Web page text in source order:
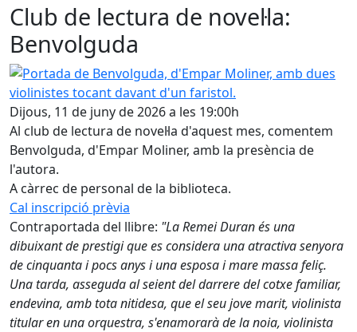
Club de lectura de novel·la:
Benvolguda
Portada de Benvolguda, d'Empar Moliner, amb dues
Dijous, 11 de juny de 2026 a les 19:00h
Al club de lectura de novel·la d'aquest mes, comentem
Benvolguda, d'Empar Moliner, amb la presència de
l'autora.
A càrrec de personal de la biblioteca.
Cal inscripció prèvia
Contraportada del llibre: "La Remei Duran és una
dibuixant de prestigi que es considera una atractiva senyora
de cinquanta i pocs anys i una esposa i mare massa feliç.
Una tarda, asseguda al seient del darrere del cotxe familiar,
endevina, amb tota nitidesa, que el seu jove marit, violinista
titular en una orquestra, s'enamorarà de la noia, violinista